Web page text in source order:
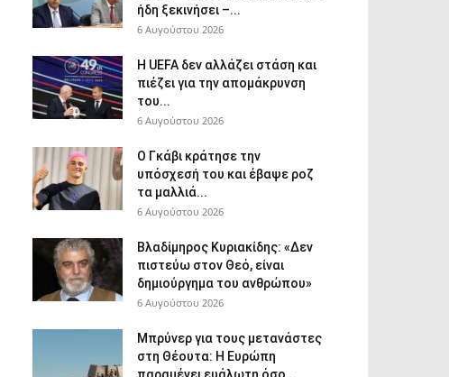
ήδη ξεκινήσει –...
6 Αυγούστου 2026
Η UEFA δεν αλλάζει στάση και
πιέζει για την απομάκρυνση
του...
6 Αυγούστου 2026
Ο Γκάβι κράτησε την
υπόσχεσή του και έβαψε ροζ
τα μαλλιά...
6 Αυγούστου 2026
Βλαδίμηρος Κυριακίδης: «Δεν
πιστεύω στον Θεό, είναι
δημιούργημα του ανθρώπου»
6 Αυγούστου 2026
Μπρύνερ για τους μετανάστες
στη Θέουτα: Η Ευρώπη